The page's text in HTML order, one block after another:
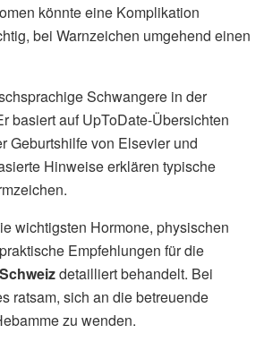
könnte eine Komplikation
bei Warnzeichen umgehend einen
Schwangere in der
basiert auf UpToDate-Übersichten
Geburtshilfe von Elsevier und
Hinweise erklären typische
wichtigsten Hormone, physischen
Empfehlungen für die
detailliert behandelt. Bei
ratsam, sich an die betreuende
zu wenden.